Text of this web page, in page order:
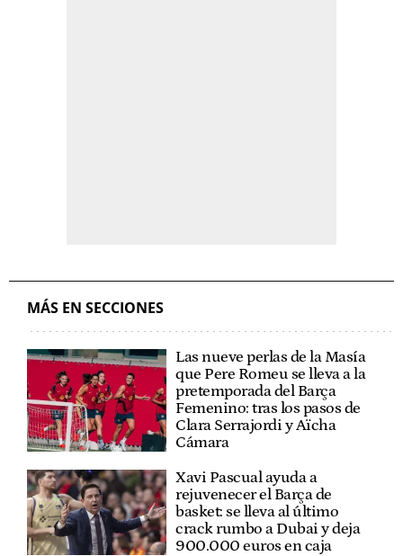
MÁS EN SECCIONES
Las nueve perlas de la Masía
que Pere Romeu se lleva a la
pretemporada del Barça
Femenino: tras los pasos de
Clara Serrajordi y Aïcha
Cámara
Xavi Pascual ayuda a
rejuvenecer el Barça de
basket: se lleva al último
crack rumbo a Dubai y deja
900.000 euros en caja